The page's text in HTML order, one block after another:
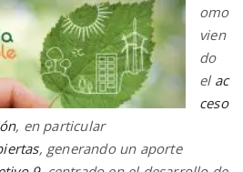
omo
vien
do
el ac
ceso
, en particular
, generando un aporte